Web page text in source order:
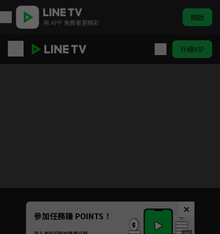
用 APP 免費看更精彩 開啟
升級VIP
Unmute
參加任務賺 POINTS！